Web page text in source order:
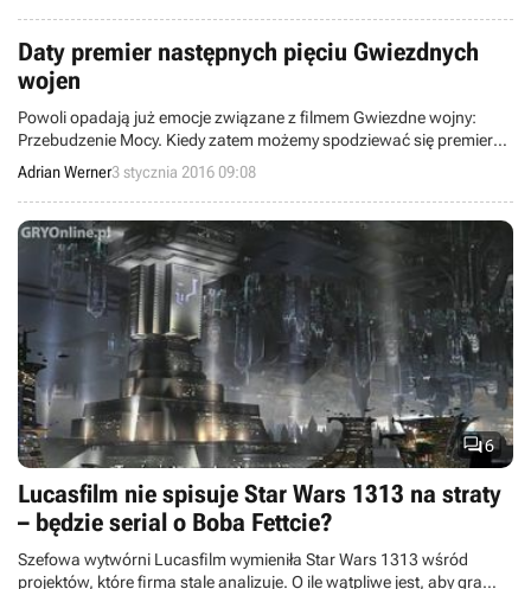
Daty premier następnych pięciu Gwiezdnych
wojen
Powoli opadają już emocje związane z filmem Gwiezdne wojny:
Przebudzenie Mocy. Kiedy zatem możemy spodziewać się premier
kolejnych pięciu odsłon kinowej serii?
Adrian Werner3 stycznia 2016 09:08
6
Lucasfilm nie spisuje Star Wars 1313 na straty
– będzie serial o Boba Fettcie?
Szefowa wytwórni Lucasfilm wymieniła Star Wars 1313 wśród
projektów, które firma stale analizuje. O ile wątpliwe jest, aby gra